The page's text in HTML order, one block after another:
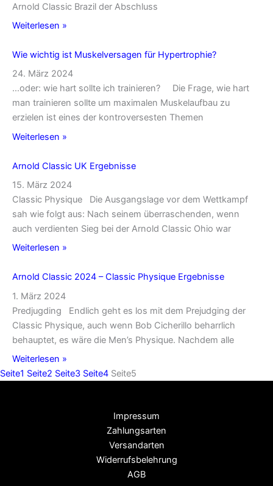
Arnold Classic Brazil der Abschluss
Weiterlesen »
Wie wichtig ist Muskelversagen für Hypertrophie?
24. März 2024
…oder: wie hart sollte ich trainieren? Die Frage, wie hart
man trainieren sollte um maximalen Muskelaufbau zu
erzielen ist eines der kontroversesten Themen
Weiterlesen »
Arnold Classic UK Ergebnisse
15. März 2024
Classic Physique Die Ausgangslage vor dem Wettkampf
sah wie folgt aus: Nach seinem überraschenden, wenn
auch verdienten Sieg bei der Arnold Classic Ohio war
Weiterlesen »
Arnold Classic 2024 – Classic Physique Ergebnisse
1. März 2024
Predjugding Endlich geht es los mit dem Prejudging der
Classic Physique, auch wenn Bob Cicherillo beharrlich
behauptet, es wäre die Men’s Physique. Nachdem alle
Weiterlesen »
Seite1 Seite2 Seite3 Seite4 Seite5
Impressum
Zahlungsarten
Versandarten
Widerrufsbelehrung
AGB